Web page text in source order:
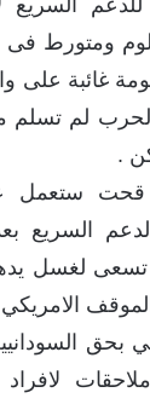
ومتورط فى
غائبة
الحرب لم تسلم
.
قحت ستعمل
السريع
تسعى لغسل
بحق